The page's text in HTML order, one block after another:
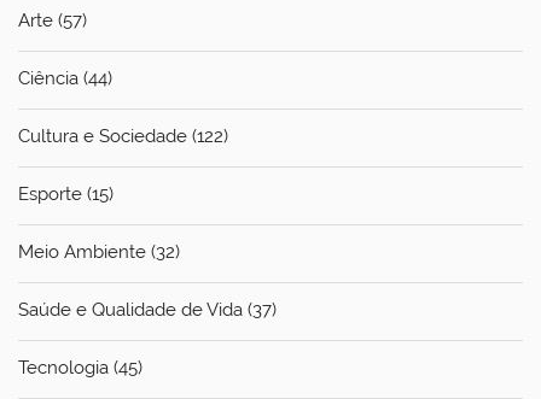
Arte (57)
Ciência (44)
Cultura e Sociedade (122)
Esporte (15)
Meio Ambiente (32)
Saúde e Qualidade de Vida (37)
Tecnologia (45)